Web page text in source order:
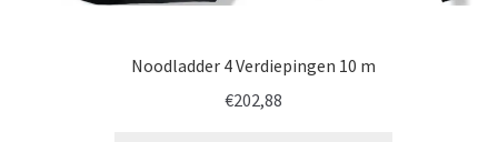
Noodladder 4 Verdiepingen 10 m
€202,88